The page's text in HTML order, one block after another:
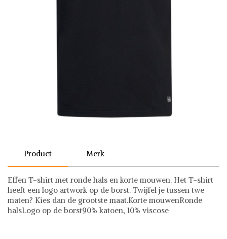
Product Merk
Effen T-shirt met ronde hals en korte mouwen. Het T-shirt
heeft een logo artwork op de borst. Twijfel je tussen twe
maten? Kies dan de grootste maat.Korte mouwenRonde
halsLogo op de borst90% katoen, 10% viscose